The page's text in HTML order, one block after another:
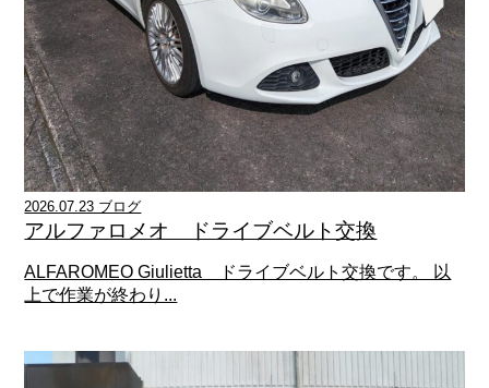
2026.07.23 ブログ
アルファロメオ ドライブベルト交換
ALFAROMEO Giulietta ドライブベルト交換です。 以
上で作業が終わり...